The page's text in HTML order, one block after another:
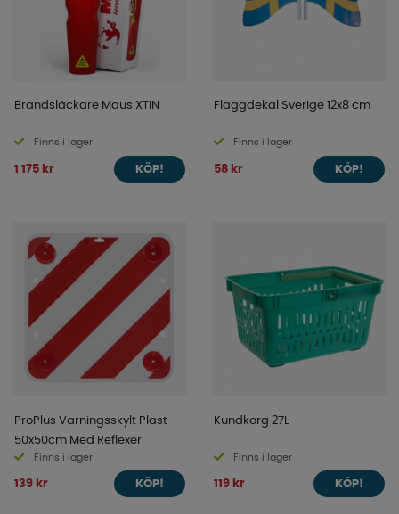
Brandsläckare Maus XTIN
Finns i lager
1 175 kr KÖP!
Flaggdekal Sverige 12x8 cm
Finns i lager
58 kr KÖP!
ProPlus Varningsskylt Plast
50x50cm Med Reflexer
Finns i lager
139 kr KÖP!
Kundkorg 27L
Finns i lager
119 kr KÖP!